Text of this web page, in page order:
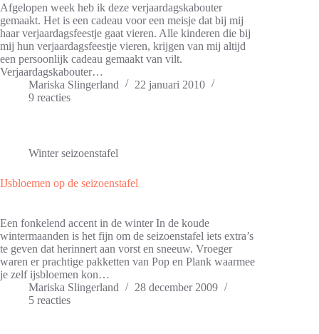
Afgelopen week heb ik deze verjaardagskabouter
gemaakt. Het is een cadeau voor een meisje dat bij mij
haar verjaardagsfeestje gaat vieren. Alle kinderen die bij
mij hun verjaardagsfeestje vieren, krijgen van mij altijd
een persoonlijk cadeau gemaakt van vilt.
Verjaardagskabouter…
Mariska Slingerland
22 januari 2010
9 reacties
Winter seizoenstafel
IJsbloemen op de seizoenstafel
Een fonkelend accent in de winter In de koude
wintermaanden is het fijn om de seizoenstafel iets extra’s
te geven dat herinnert aan vorst en sneeuw. Vroeger
waren er prachtige pakketten van Pop en Plank waarmee
je zelf ijsbloemen kon…
Mariska Slingerland
28 december 2009
5 reacties